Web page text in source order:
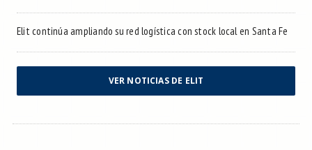
Elit continúa ampliando su red logística con stock local en Santa Fe
VER NOTICIAS DE ELIT